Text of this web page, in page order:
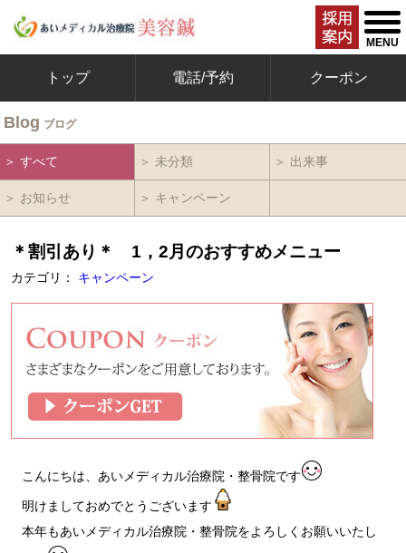
MENU
トップ 電話/予約 クーポン
Blog ブログ
＞ すべて ＞ 未分類 ＞ 出来事
＞ お知らせ ＞ キャンペーン
＊割引あり＊ 1，2月のおすすめメニュー
カテゴリ： キャンペーン
こんにちは、あいメディカル治療院・整骨院です
明けましておめでとうございます
本年もあいメディカル治療院・整骨院をよろしくお願いいたし